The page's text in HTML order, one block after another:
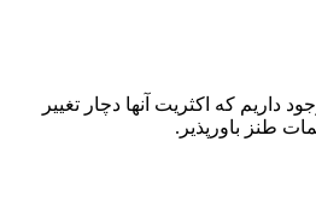
داریم که اکثریت آنها دچار تغییر
طنز باورپذیر.